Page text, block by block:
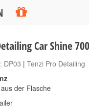
Car Shine
DP03 |Tenzi Pro Detailing
der Flasche